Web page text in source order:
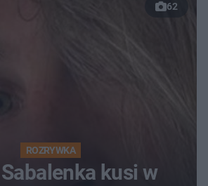
62
ROZRYWKA
kusi w